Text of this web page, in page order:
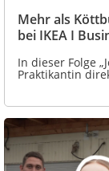
Mehr als
bei IKEA I
In dieser Folge
Praktikantin